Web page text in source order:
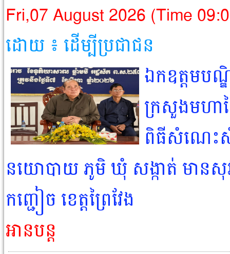
Fri,07 August 2026 (Time
ដោយ ៖ ដើម្បីប្រជាជន​
ឯកឧត្តមបណ្
ក្រសួងមហាផ្
ពិធីសំណេះ
នយោបាយ ភូមិ ឃុំ សង្កាត់ មានសុ
កញ្ជៀច ខេត្តព្រៃវែង
អានបន្ត